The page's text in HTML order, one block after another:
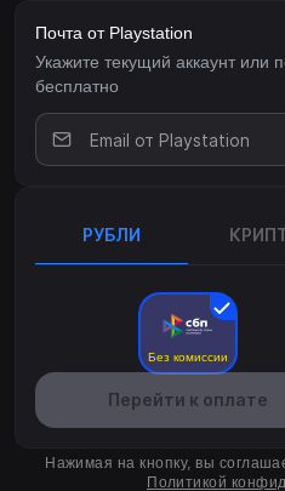
Почта от Playstation
Укажите текущий аккаунт или
бесплатно
РУБЛИ
Без комиссии
Перейти к оплате
Нажимая на кнопку, вы
Политикой